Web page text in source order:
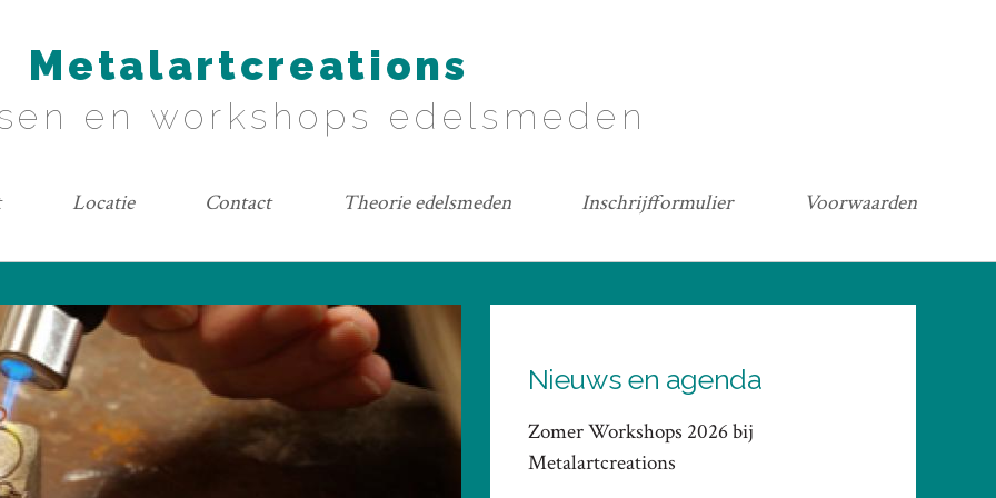
Metalartcreations
en workshops edelsmeden
Locatie Contact Theorie edelsmeden Inschrijfformulier Voorwaarden
Nieuws en agenda
Zomer Workshops 2026 bij
Metalartcreations